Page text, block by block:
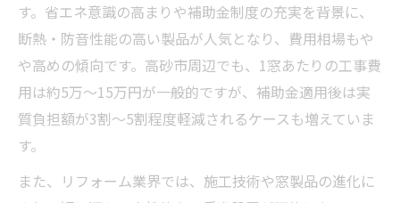
す。省エネ意識の高まりや補助金制度の充実を背景に、
断熱・防音性能の高い製品が人気となり、費用相場もや
や高めの傾向です。高砂市周辺でも、1窓あたりの工事費
用は約5万～15万円が一般的ですが、補助金適用後は実
質負担額が3割～5割程度軽減されるケースも増えていま
す。
また、リフォーム業界では、施工技術や窓製品の進化に